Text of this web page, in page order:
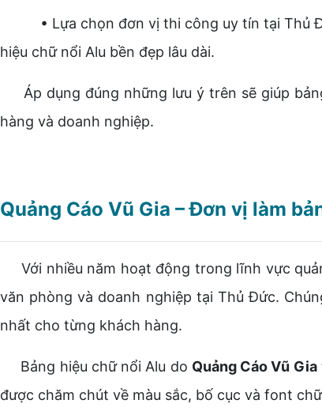
• Lựa chọn đơn vị thi công uy tín tại Thủ
hiệu chữ nổi Alu bền đẹp lâu dài.
Áp dụng đúng những lưu ý trên sẽ giúp
hàng và doanh nghiệp.
Quảng Cáo Vũ Gia – Đơn vị làm
Với nhiều năm hoạt động trong lĩnh vực
văn phòng và doanh nghiệp tại Thủ Đức.
nhất cho từng khách hàng.
Bảng hiệu chữ nổi Alu do Quảng Cáo Vũ Gia
được chăm chút về màu sắc, bố cục và font